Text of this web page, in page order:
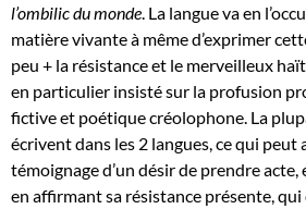
l’ombilic du monde. La langue va en
matière vivante à même d’exprimer
peu + la résistance et le merveilleux
en particulier insisté sur la profusion
fictive et poétique créolophone. La
écrivent dans les 2 langues, ce qui peut
témoignage d’un désir de prendre acte,
en affirmant sa résistance présente,